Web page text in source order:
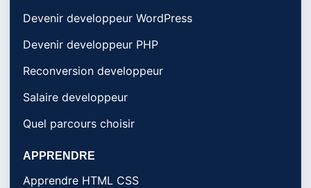
Devenir developpeur WordPress
Devenir developpeur PHP
Reconversion developpeur
Salaire developpeur
Quel parcours choisir
APPRENDRE
Apprendre HTML CSS